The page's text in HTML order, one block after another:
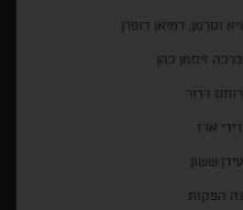
גיא וסרמן, דמיאן דופרן
ברכה זיסמן כהן
רותם דרור
דידי ארז
עידן ששון
נה הפקות